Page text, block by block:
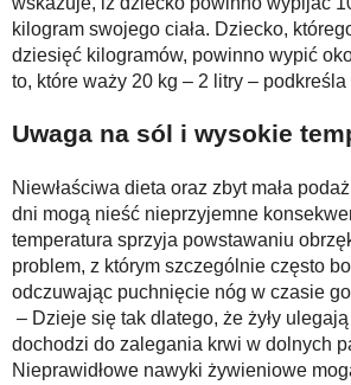
kilogram swojego ciała. Dziecko,
dziesięć kilogramów, powinno wypić
to, które waży 20 kg – 2 litry – podkreśla
Uwaga na sól i wysokie
Niewłaściwa dieta oraz zbyt mała
dni mogą nieść nieprzyjemne
temperatura sprzyja powstawaniu
problem, z którym szczególnie często
odczuwając puchnięcie nóg w czasie
– Dzieje się tak dlatego, że żyły
dochodzi do zalegania krwi w dolnych
Nieprawidłowe nawyki żywieniowe